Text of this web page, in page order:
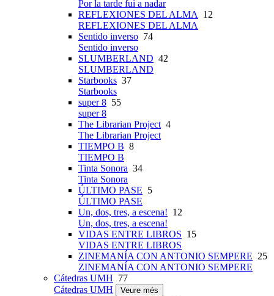
Por la tarde fui a nadar
REFLEXIONES DEL ALMA 12
REFLEXIONES DEL ALMA
Sentido inverso 74
Sentido inverso
SLUMBERLAND 42
SLUMBERLAND
Starbooks 37
Starbooks
super 8 55
super 8
The Librarian Project4
The Librarian Project
TIEMPO B 8
TIEMPO B
Tinta Sonora 34
Tinta Sonora
ÚLTIMO PASE 5
ÚLTIMO PASE
Un, dos, tres, a escena! 12
Un, dos, tres, a escena!
VIDAS ENTRE LIBROS 15
VIDAS ENTRE LIBROS
ZINEMANÍA CON ANTONIO SEMPERE 25
ZINEMANÍA CON ANTONIO SEMPERE
Cátedras UMH 77
Cátedras UMH
Veure més